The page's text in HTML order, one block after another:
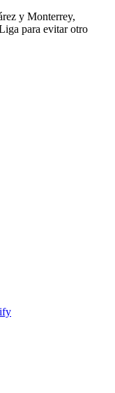
y Monterrey,
para evitar otro